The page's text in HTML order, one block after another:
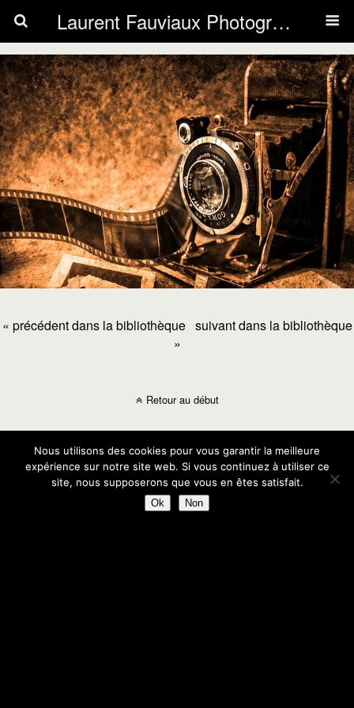
Laurent Fauviaux Photography
« précédent dans la bibliothèque suivant dans la bibliothèque
»
Retour au début
Nous utilisons des cookies pour vous garantir la meilleure
expérience sur notre site web. Si vous continuez à utiliser ce
site, nous supposerons que vous en êtes satisfait.
Ok Non